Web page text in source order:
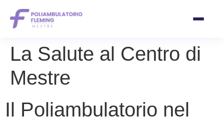
La Salute al Centro di
Mestre
Il Poliambulatorio nel